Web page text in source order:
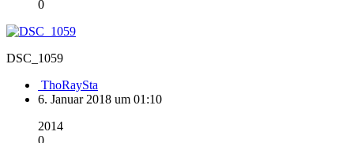
0
DSC_1059
ThoRaySta
6. Januar 2018 um 01:10
2014
0